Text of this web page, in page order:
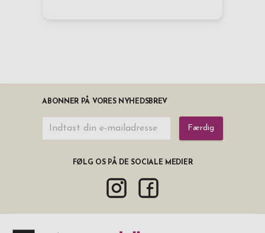
ABONNER PÅ VORES NYHEDSBREV
Færdig
FØLG OS PÅ DE SOCIALE MEDIER